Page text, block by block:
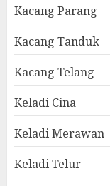
Kacang Parang
Kacang Tanduk
Kacang Telang
Keladi Cina
Keladi Merawan
Keladi Telur